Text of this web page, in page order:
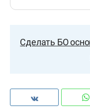
Сделать БО